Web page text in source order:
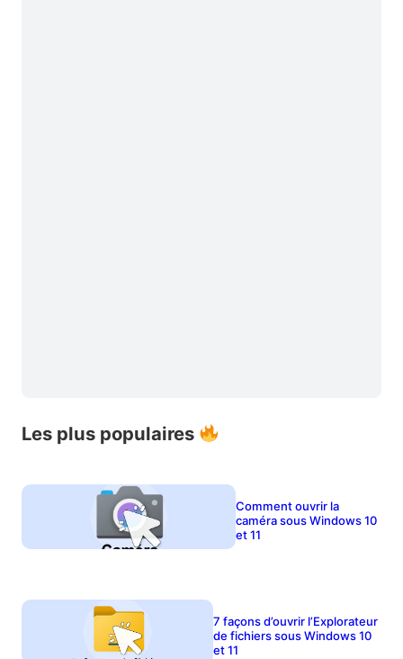
Les plus populaires
Comment ouvrir la
caméra sous Windows 10
et 11
7 façons d’ouvrir l’Explorateur
de fichiers sous Windows 10
et 11